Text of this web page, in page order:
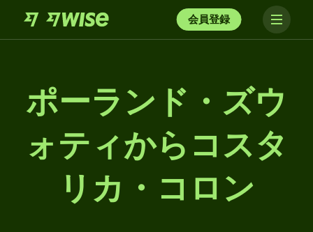
会員登録
ポーランド・ズウ
ォティからコスタ
リカ・コロン